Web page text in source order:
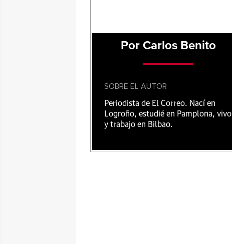
Por Carlos Benito
SOBRE EL AUTOR
Periodista de El Correo. Nací en
Logroño, estudié en Pamplona, vivo
y trabajo en Bilbao.